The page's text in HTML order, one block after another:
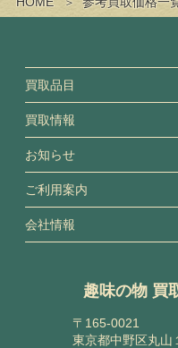
買取品目
買取情報
お知らせ
ご利用案内
会社情報
趣味の物 買
〒165-0021
東京都中野区丸山